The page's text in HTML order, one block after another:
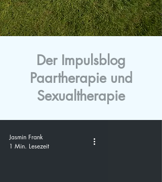
Der Impulsblog
Paartherapie und
Sexualtherapie
Jasmin Frank
1 Min. Lesezeit